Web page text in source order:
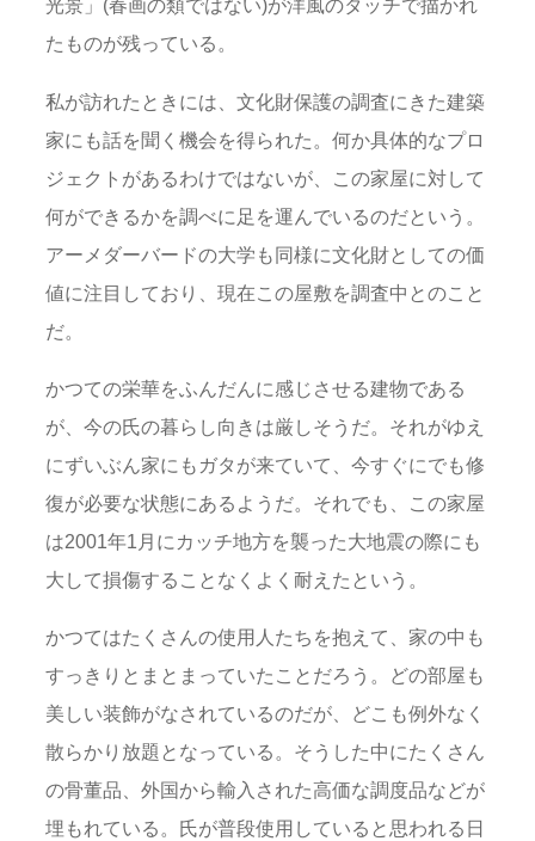
光景」(春画の類ではない)が洋風のタッチで描かれ
たものが残っている。
私が訪れたときには、文化財保護の調査にきた建築
家にも話を聞く機会を得られた。何か具体的なプロ
ジェクトがあるわけではないが、この家屋に対して
何ができるかを調べに足を運んでいるのだという。
アーメダーバードの大学も同様に文化財としての価
値に注目しており、現在この屋敷を調査中とのこと
だ。
かつての栄華をふんだんに感じさせる建物である
が、今の氏の暮らし向きは厳しそうだ。それがゆえ
にずいぶん家にもガタが来ていて、今すぐにでも修
復が必要な状態にあるようだ。それでも、この家屋
は2001年1月にカッチ地方を襲った大地震の際にも
大して損傷することなくよく耐えたという。
かつてはたくさんの使用人たちを抱えて、家の中も
すっきりとまとまっていたことだろう。どの部屋も
美しい装飾がなされているのだが、どこも例外なく
散らかり放題となっている。そうした中にたくさん
の骨董品、外国から輸入された高価な調度品などが
埋もれている。氏が普段使用していると思われる日